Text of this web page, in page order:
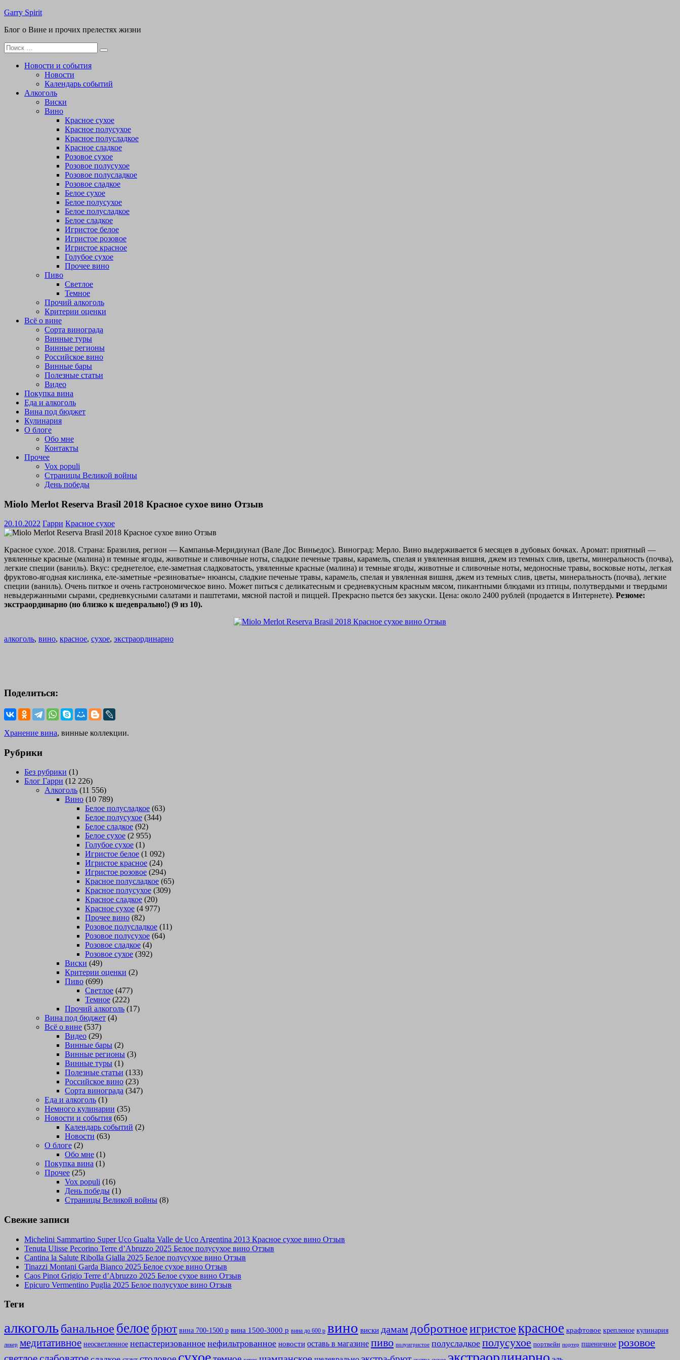
Перейти
содержимому
Garry Spirit
Блог о Вине и прочих прелестях жизни
Поиск
для:
Новости и события
Новости
Календарь событий
Алкоголь
Виски
Вино
Красное сухое
Красное полусухое
Красное полусладкое
Красное сладкое
Розовое сухое
Розовое полусухое
Розовое полусладкое
Розовое сладкое
Белое сухое
Белое полусухое
Белое полусладкое
Белое сладкое
Игристое белое
Игристое розовое
Игристое красное
Голубое сухое
Прочее вино
Пиво
Светлое
Темное
Прочий алкоголь
Критерии оценки
Всё о вине
Сорта винограда
Винные туры
Винные регионы
Российское вино
Винные бары
Полезные статьи
Видео
Покупка вина
Еда и алкоголь
Вина под бюджет
Кулинария
О блоге
Обо мне
Контакты
Прочее
Vox populi
Страницы Великой войны
День победы
Miolo Merlot Reserva Brasil 2018 Красное сухое вино Отзыв
20.10.2022 Гарри Красное сухое
Красное сухое. 2018. Страна: Бразилия, регион — Кампанья-Меридиунал (Вале Дос Виньедос). Виноград: Мерло. Вино выдерживается 6 месяцев в дубовых бочках. Аромат: приятный —
увяленные красные (малина) и темные ягоды, животные и сливочные ноты, сладкие печеные травы, карамель, спелая и увяленная вишня, джем из темных слив, цветы, минеральность (почва),
легкие специи (ваниль). Вкус: среднетелое, еле-заметная сладковатость, увяленные красные (малина) и темные ягоды, животные и сливочные ноты, медоносные травы, восковые ноты, легкая
фруктово-ягодная кислинка, еле-заметные «резиноватые» нюансы, сладкие печеные травы, карамель, спелая и увяленная вишня, джем из темных слив, цветы, минеральность (почва), легкие
специи (ваниль). Очень питкое и очень гастрономическое вино. Может питься с деликатесным и средневкусным красным мясом, пикантными блюдами из птицы, полутвердыми и твердыми
невыдержанными сырами, средневкусными салатами и паштетами, мясной пастой и пиццей. Прекрасно пьется без закуски. Цена: около 2400 рублей (продается в Интернете). Резюме:
экстраординарно (но близко к шедеврально!) (9 из 10).
алкоголь, вино, красное, сухое, экстраординарно
Поделиться:
Хранение вина, винные коллекции.
Рубрики
Без рубрики (1)
Блог Гарри (12 226)
Алкоголь (11 556)
Вино (10 789)
Белое полусладкое (63)
Белое полусухое (344)
Белое сладкое (92)
Белое сухое (2 955)
Голубое сухое (1)
Игристое белое (1 092)
Игристое красное (24)
Игристое розовое (294)
Красное полусладкое (65)
Красное полусухое (309)
Красное сладкое (20)
Красное сухое (4 977)
Прочее вино (82)
Розовое полусладкое (11)
Розовое полусухое (64)
Розовое сладкое (4)
Розовое сухое (392)
Виски (49)
Критерии оценки (2)
Пиво (699)
Светлое (477)
Темное (222)
Прочий алкоголь (17)
Вина под бюджет (4)
Всё о вине (537)
Видео (29)
Винные бары (2)
Винные регионы (3)
Винные туры (1)
Полезные статьи (133)
Российское вино (23)
Сорта винограда (347)
Еда и алкоголь (1)
Немного кулинарии (35)
Новости и события (65)
Календарь событий (2)
Новости (63)
О блоге (2)
Обо мне (1)
Покупка вина (1)
Прочее (25)
Vox populi (16)
День победы (1)
Страницы Великой войны (8)
Свежие записи
Michelini Sammartino Super Uco Gualta Valle de Uco Argentina 2013 Красное сухое вино Отзыв
Tenuta Ulisse Pecorino Terre d’Abruzzo 2025 Белое полусухое вино Отзыв
Cantina la Salute Ribolla Gialla 2025 Белое полусухое вино Отзыв
Tinazzi Montani Garda Bianco 2025 Белое сухое вино Отзыв
Caos Pinot Grigio Terre d’Abruzzo 2025 Белое сухое вино Отзыв
Epicuro Vermentino Puglia 2025 Белое полусухое вино Отзыв
Теги
алкогольбанальное белое брют вина 700-1500 р вина 1500-3000 р вина до 600 р вино виски дамам добротноеигристоекрасное крафтовое крепленое кулинария
ликер медитативное неосветленное непастеризованное нефильтрованное новости оставь в магазине пиво полуигристое полусладкое полусухое портвейн портер пшеничное розовое